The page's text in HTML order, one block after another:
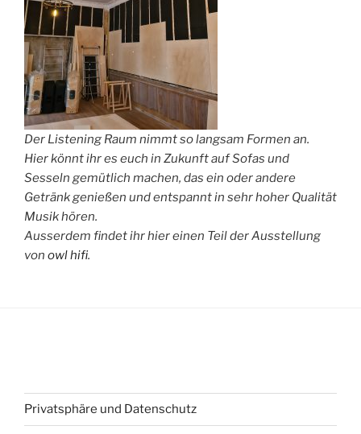
Der Listening Raum nimmt so langsam Formen an.
Hier könnt ihr es euch in Zukunft auf Sofas und
Sesseln gemütlich machen, das ein oder andere
Getränk genießen und entspannt in sehr hoher Qualität
Musik hören.
Ausserdem findet ihr hier einen Teil der Ausstellung
von owl hifi.
Privatsphäre und Datenschutz